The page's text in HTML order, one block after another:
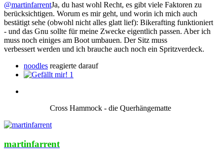
@martinfarrentJa, du hast wohl Recht, es gibt viele Faktoren zu
berücksichtigen. Worum es mir geht, und worin ich mich auch
bestätigt sehe (obwohl nicht alles glatt lief): Bikerafting funktioniert
- und das Gnu sollte für meine Zwecke eigentlich passen. Aber ich
muss noch einiges am Boot umbauen. Der Sitz muss
verbessert werden und ich brauche auch noch ein Spritzverdeck.
noodles reagierte darauf
1
Cross Hammock - die Querhängematte
martinfarrent